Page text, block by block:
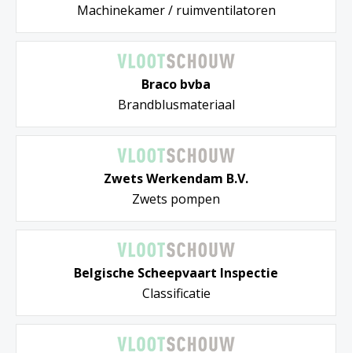
Machinekamer / ruimventilatoren
Braco bvba
Brandblusmateriaal
Zwets Werkendam B.V.
Zwets pompen
Belgische Scheepvaart Inspectie
Classificatie